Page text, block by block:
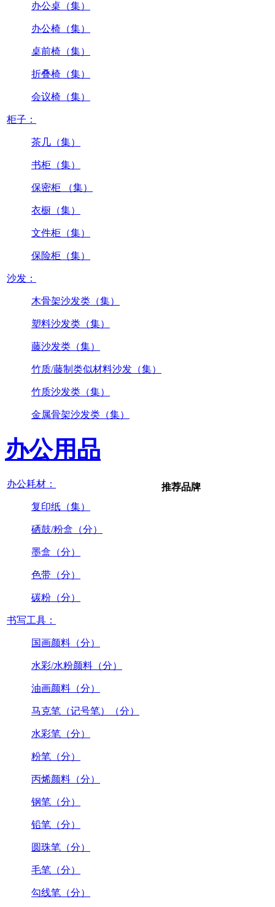
办公桌（集）
办公椅（集）
桌前椅（集）
折叠椅（集）
会议椅（集）
柜子：
茶几（集）
书柜（集）
保密柜 （集）
衣橱（集）
文件柜（集）
保险柜（集）
沙发：
木骨架沙发类（集）
塑料沙发类（集）
藤沙发类（集）
竹质/藤制类似材料沙发（集）
竹质沙发类（集）
金属骨架沙发类（集）
办公用品
办公耗材：
复印纸（集）
硒鼓/粉盒（分）
墨盒（分）
色带（分）
碳粉（分）
书写工具：
国画颜料（分）
水彩/水粉颜料（分）
油画颜料（分）
马克笔（记号笔）（分）
水彩笔（分）
粉笔（分）
丙烯颜料（分）
钢笔（分）
铅笔（分）
圆珠笔（分）
毛笔（分）
勾线笔（分）
推荐品牌